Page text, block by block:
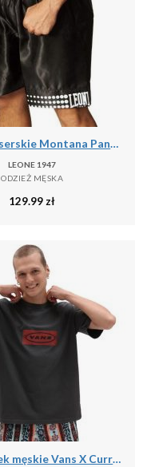
Szorty bokserskie Montana Pantaloncino
LEONE 1947
ODZIEŻ MĘSKA
129.99 zł
Podkoszulek męskie Vans X Curren X Knost